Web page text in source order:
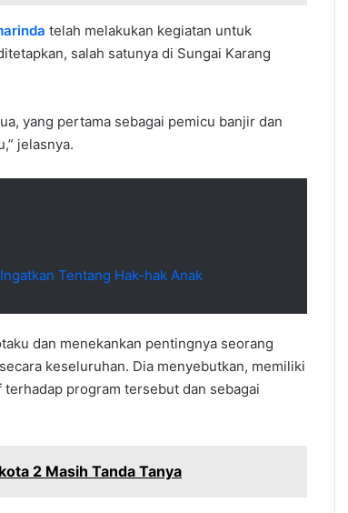
telah melakukan kegiatan untuk
salah satunya di Sungai Karang
yang pertama sebagai pemicu banjir dan
jelasnya.
Tentang Hak-hak Anak
dan menekankan pentingnya seorang
keseluruhan. Dia menyebutkan, memiliki
program tersebut dan sebagai
2 Masih Tanda Tanya